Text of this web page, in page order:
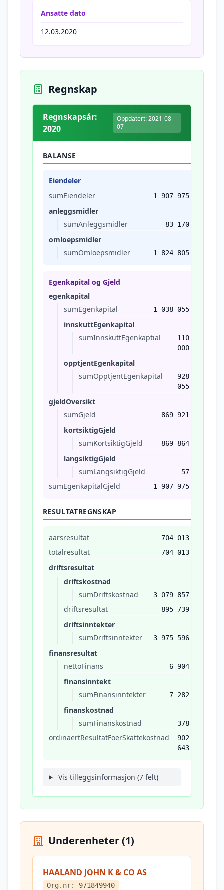
Ansatte dato
12.03.2020
Regnskap
Regnskapsår:
2020
Oppdatert: 2021-08-
07
BALANSE
Eiendeler
sumEiendeler
1 907 975
anleggsmidler
sumAnleggsmidler
83 170
omloepsmidler
sumOmloepsmidler
1 824 805
Egenkapital og Gjeld
egenkapital
sumEgenkapital
1 038 055
innskuttEgenkapital
sumInnskuttEgenkaptial
110
000
opptjentEgenkapital
sumOpptjentEgenkapital
928
055
gjeldOversikt
sumGjeld
869 921
kortsiktigGjeld
sumKortsiktigGjeld
869 864
langsiktigGjeld
sumLangsiktigGjeld
57
sumEgenkapitalGjeld 1 907 975
RESULTATREGNSKAP
aarsresultat 704 013
totalresultat 704 013
driftsresultat
driftskostnad
sumDriftskostnad
3 079 857
driftsresultat 895 739
driftsinntekter
sumDriftsinntekter
3 975 596
finansresultat
nettoFinans
6 904
finansinntekt
sumFinansinntekter
7 282
finanskostnad
sumFinanskostnad
378
ordinaertResultatFoerSkattekostnad
902
643
Vis tilleggsinformasjon (7 felt)
Underenheter (1)
HAALAND JOHN K & CO AS
Org.nr: 971849940